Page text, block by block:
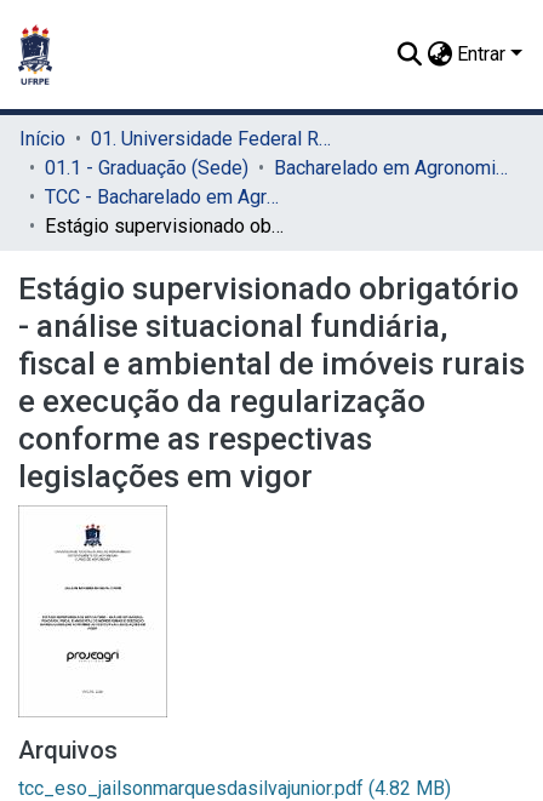
Entrar
Início
01. Universidade Federal Rural de Pernambuco - UFRPE (Sede)
01.1 - Graduação (Sede)
Bacharelado em Agronomia (Sede)
TCC - Bacharelado em Agronomia (Sede)
Estágio supervisionado obrigatório - análise situacional fundiária, fiscal e ambiental de imóveis rurais e execução da regularização conforme as respectivas legislações em vigor
Estágio supervisionado obrigatório
- análise situacional fundiária,
fiscal e ambiental de imóveis rurais
e execução da regularização
conforme as respectivas
legislações em vigor
Arquivos
tcc_eso_jailsonmarquesdasilvajunior.pdf (4.82 MB)